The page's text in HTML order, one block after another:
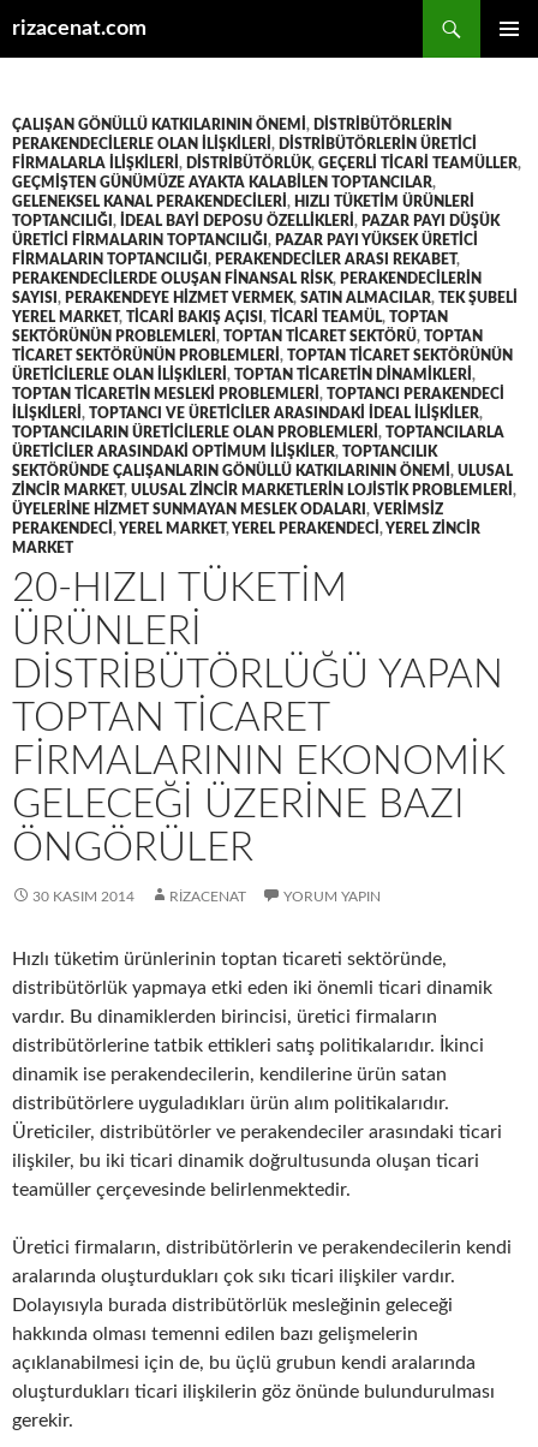
rizacenat.com
ÇALIŞAN GÖNÜLLÜ KATKILARININ ÖNEMI , DISTRIBÜTÖRLERIN
PERAKENDECILERLE OLAN ILIŞKILERI , DISTRIBÜTÖRLERIN ÜRETICI
FIRMALARLA ILIŞKILERI , DISTRIBÜTÖRLÜK, GEÇERLI TICARI TEAMÜLLER,
GEÇMIŞTEN GÜNÜMÜZE AYAKTA KALABILEN TOPTANCILAR,
GELENEKSEL KANAL PERAKENDECILERI , HIZLI TÜKETIM ÜRÜNLERI
TOPTANCILIĞI , IDEAL BAYI DEPOSU ÖZELLIKLERI , PAZAR PAYI DÜŞÜK
ÜRETICI FIRMALARIN TOPTANCILIĞI , PAZAR PAYI YÜKSEK ÜRETICI
FIRMALARIN TOPTANCILIĞI , PERAKENDECILER ARASI REKABET,
PERAKENDECILERDE OLUŞAN FINANSAL RISK, PERAKENDECILERIN
SAYISI , PERAKENDEYE HIZMET VERMEK, SATIN ALMACILAR, TEK ŞUBELI
YEREL MARKET, TICARI BAKIŞ AÇISI , TICARI TEAMÜL, TOPTAN
SEKTÖRÜNÜN PROBLEMLERI , TOPTAN TICARET SEKTÖRÜ, TOPTAN
TICARET SEKTÖRÜNÜN PROBLEMLERI , TOPTAN TICARET SEKTÖRÜNÜN
ÜRETICILERLE OLAN ILIŞKILERI , TOPTAN TICARETIN DINAMIKLERI ,
TOPTAN TICARETIN MESLEKI PROBLEMLERI , TOPTANCI PERAKENDECI
ILIŞKILERI , TOPTANCI VE ÜRETICILER ARASINDAKI IDEAL ILIŞKILER,
TOPTANCILARIN ÜRETICILERLE OLAN PROBLEMLERI , TOPTANCILARLA
ÜRETICILER ARASINDAKI OPTIMUM ILIŞKILER, TOPTANCILIK
SEKTÖRÜNDE ÇALIŞANLARIN GÖNÜLLÜ KATKILARININ ÖNEMI , ULUSAL
ZINCIR MARKET, ULUSAL ZINCIR MARKETLERIN LOJISTIK PROBLEMLERI ,
ÜYELERINE HIZMET SUNMAYAN MESLEK ODALARI , VERIMSIZ
PERAKENDECI ,YEREL MARKET,YEREL PERAKENDECI ,YEREL ZINCIR
MARKET
20-HIZLI TÜKETIM
ÜRÜNLERI
DISTRIBÜTÖRLÜĞÜ YAPAN
TOPTAN TICARET
FIRMALARININ EKONOMIK
GELECEĞI ÜZERINE BAZI
ÖNGÖRÜLER
30 KASIM 2014 RIZACENAT YORUM YAPIN
Hızlı tüketim ürünlerinin toptan ticareti sektöründe,
distribütörlük yapmaya etki eden iki önemli ticari dinamik
vardır. Bu dinamiklerden birincisi, üretici firmaların
distribütörlerine tatbik ettikleri satış politikalarıdır. İkinci
dinamik ise perakendecilerin, kendilerine ürün satan
distribütörlere uyguladıkları ürün alım politikalarıdır.
Üreticiler, distribütörler ve perakendeciler arasındaki ticari
ilişkiler, bu iki ticari dinamik doğrultusunda oluşan ticari
teamüller çerçevesinde belirlenmektedir.
Üretici firmaların, distribütörlerin ve perakendecilerin kendi
aralarında oluşturdukları çok sıkı ticari ilişkiler vardır.
Dolayısıyla burada distribütörlük mesleğinin geleceği
hakkında olması temenni edilen bazı gelişmelerin
açıklanabilmesi için de, bu üçlü grubun kendi aralarında
oluşturdukları ticari ilişkilerin göz önünde bulundurulması
gerekir.